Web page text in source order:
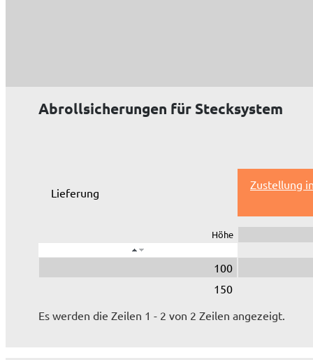
Abrollsicherungen für Stecksystem
Lieferung
Zustellung
Höhe
100
150
Es werden die Zeilen 1 - 2 von 2 Zeilen angezeigt.